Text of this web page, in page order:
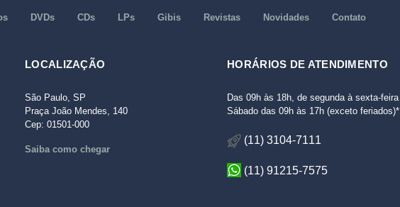
DVDs CDs LPs Gibis Revistas Novidades Contato
LOCALIZAÇÃO
São Paulo, SP
Praça João Mendes, 140
Cep: 01501-000
Saiba como chegar
HORÁRIOS DE ATENDIMENTO
Das 09h às 18h, de segunda à sexta-feira
Sábado das 09h às 17h (exceto feriados)*
(11) 3104-7111
(11) 91215-7575